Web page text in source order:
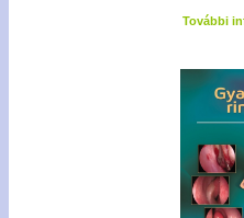
További